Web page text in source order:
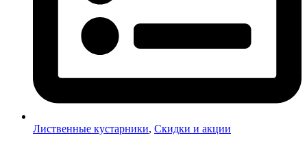
Лиственные кустарники, Скидки и акции